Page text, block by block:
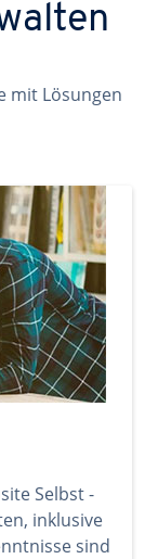
mit Lösungen
Selbst -
inklusive
sind